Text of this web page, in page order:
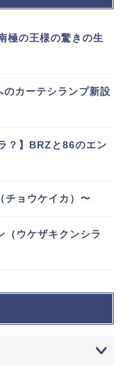
極の王様の驚きの生
のカーテシランプ新設
？】BRZと86のエン
チョウケイカ）〜
（ウケザキクンシラ